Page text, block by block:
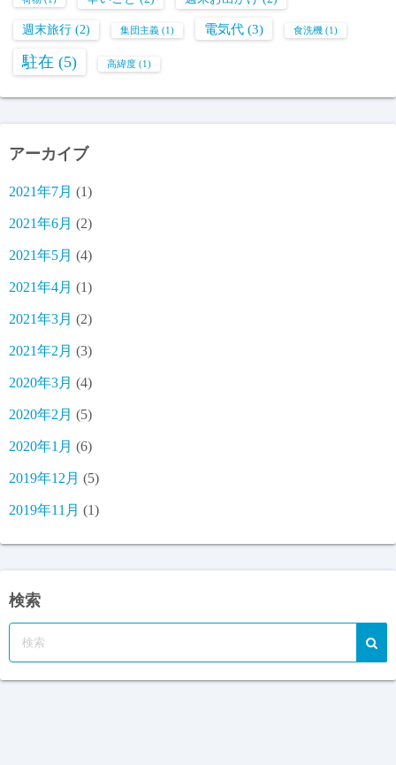
週末旅行 (2) 集団主義 (1) 電気代 (3) 食洗機 (1)
駐在 (5) 高緯度 (1)
アーカイブ
2021年7月 (1)
2021年6月 (2)
2021年5月 (4)
2021年4月 (1)
2021年3月 (2)
2021年2月 (3)
2020年3月 (4)
2020年2月 (5)
2020年1月 (6)
2019年12月 (5)
2019年11月 (1)
検索